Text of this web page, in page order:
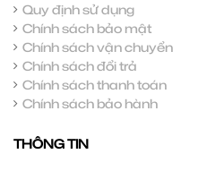
Quy định sử dụng
Chính sách bảo mật
Chính sách vận chuyển
Chính sách đổi trả
Chính sách thanh toán
Chính sách bảo hành
THÔNG TIN